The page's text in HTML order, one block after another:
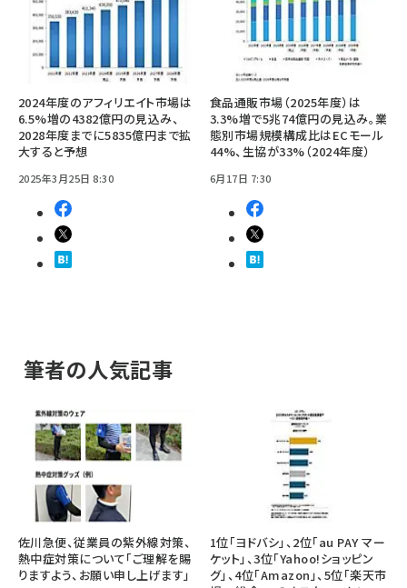
2024年度のアフィリエイト市場は
6.5%増の4382億円の見込み、
2028年度までに5835億円まで拡
大すると予想
2025年3月25日 8:30
食品通販市場（2025年度）は
3.3%増で5兆74億円の見込み。業
態別市場規模構成比はECモール
44%、生協が33%（2024年度）
6月17日 7:30
筆者の人気記事
佐川急便、従業員の紫外線対策、
熱中症対策について「ご理解を賜
りますよう、お願い申し上げます」
1位「ヨドバシ」、2位「au PAY マー
ケット」、3位「Yahoo!ショッピン
グ」、4位「Amazon」、5位「楽天市